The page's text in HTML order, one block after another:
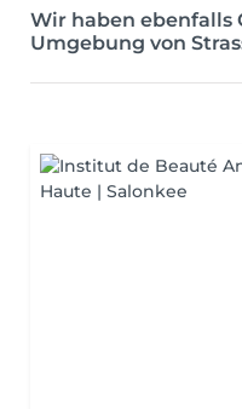
Wir haben ebenfalls
Umgebung von